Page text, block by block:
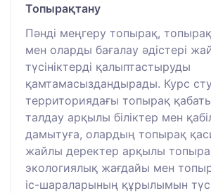
Топырақтану
Пәнді меңгеру топырақ,
мен оларды бағалау әдістері
түсініктерді қалыптастыруды
қамтамасыздандырады. Курс
территориядағы топырақ
талдау арқылы біліктер мен
дамытуға, олардың топырақ
жайлы деректер арқылы
экологиялық жағдайы мен
іс-шараларының құрылымын